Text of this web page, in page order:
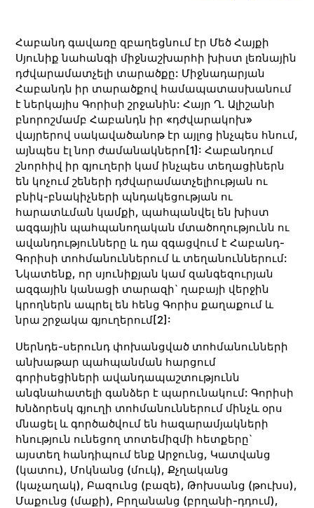
Հաբանդ գավառը զբաղեցնում էր Մեծ Հայքի
Սյունիք նահանգի միջնաշխարհի խիստ լեռնային
դժվարամատչելի տարածքը: Միջնադարյան
Հաբանդն իր տարածքով համապատասխանում
է ներկայիս Գորիսի շրջանին: Հայր Ղ. Ալիշանի
բնորոշմամբ Հաբանդն իր «դժվարակոխ»
վայրերով սակավածանոթ էր այլոց ինչպես հնում,
այնպես էլ նոր ժամանակներո[1]: Հաբանդում
շնորհիվ իր գյուղերի կամ ինչպես տեղացիներն
են կոչում շեների դժվարամատչելիության ու
բնիկ-բնակիչների պնդակեցության ու
հարատևման կամքի, պահպանվել են խիստ
ազգային պահպանողական մտածողությունն ու
ավանդությունները և դա զգացվում է Հաբանդ-
Գորիսի տոհմանուններում և տեղանուններում:
Նկատենք, որ սյունիքյան կամ զանգեզուրյան
ազգային կանացի տարազի` ղաբայի վերջին
կրողներն ապրել են հենց Գորիս քաղաքում և
նրա շրջակա գյուղերում[2]:
Սերնդե-սերունդ փոխանցված տոհմանունների
անխաթար պահպանման հարցում
գորիսեցիների ավանդապաշտությունն
անգնահատելի գանձեր է պարունակում: Գորիսի
Խնձորեսկ գյուղի տոհմանուններում մինչև օրս
մնացել և գործածվում են հազարամյակների
հնություն ունեցող տոտեմիզմի հետքերը`
այստեղ հանդիպում ենք Արջունց, Կատվանց
(կատու), Մոկնանց (մուկ), Քչղականց
(կաչաղակ), Բազունց (բազե), Թոխսանց (թուխս),
Մաքունց (մաքի), Բրղանանց (բրղանի-դդում),